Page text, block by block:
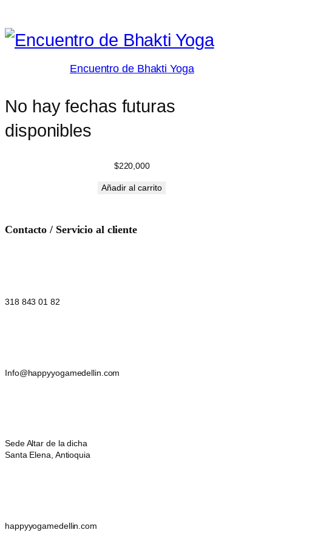
Encuentro de Bhakti Yoga
No hay fechas futuras
disponibles
$220,000
Añadir al carrito
Contacto / Servicio al cliente
318 843 01 82
Info@happyyogamedellin.com
Sede Altar de la dicha
Santa Elena, Antioquia
happyyogamedellin.com